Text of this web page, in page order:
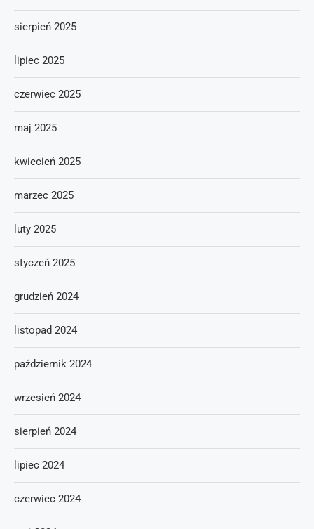
sierpień 2025
lipiec 2025
czerwiec 2025
maj 2025
kwiecień 2025
marzec 2025
luty 2025
styczeń 2025
grudzień 2024
listopad 2024
październik 2024
wrzesień 2024
sierpień 2024
lipiec 2024
czerwiec 2024